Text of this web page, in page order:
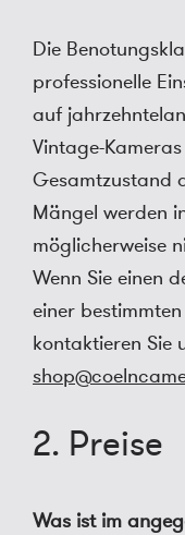
Die
professionelle
auf
Vintage-
Gesamtzustand
Mängel werden
möglicherweise
Wenn Sie einen
einer
kontaktieren Sie
2. Preise
Was ist im